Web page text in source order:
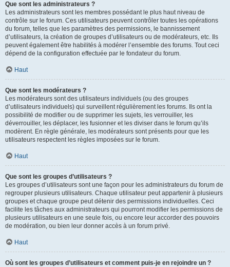
Que sont les administrateurs ?
Les administrateurs sont les membres possédant le plus haut niveau de
contrôle sur le forum. Ces utilisateurs peuvent contrôler toutes les opérations
du forum, telles que les paramètres des permissions, le bannissement
d’utilisateurs, la création de groupes d’utilisateurs ou de modérateurs, etc. Ils
peuvent également être habilités à modérer l’ensemble des forums. Tout ceci
dépend de la configuration effectuée par le fondateur du forum.
Haut
Que sont les modérateurs ?
Les modérateurs sont des utilisateurs individuels (ou des groupes
d’utilisateurs individuels) qui surveillent régulièrement les forums. Ils ont la
possibilité de modifier ou de supprimer les sujets, les verrouiller, les
déverrouiller, les déplacer, les fusionner et les diviser dans le forum qu’ils
modèrent. En règle générale, les modérateurs sont présents pour que les
utilisateurs respectent les règles imposées sur le forum.
Haut
Que sont les groupes d’utilisateurs ?
Les groupes d’utilisateurs sont une façon pour les administrateurs du forum de
regrouper plusieurs utilisateurs. Chaque utilisateur peut appartenir à plusieurs
groupes et chaque groupe peut détenir des permissions individuelles. Ceci
facilite les tâches aux administrateurs qui pourront modifier les permissions de
plusieurs utilisateurs en une seule fois, ou encore leur accorder des pouvoirs
de modération, ou bien leur donner accès à un forum privé.
Haut
Où sont les groupes d’utilisateurs et comment puis-je en rejoindre un ?